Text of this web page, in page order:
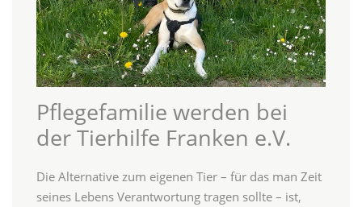
Pflegefamilie werden bei
der Tierhilfe Franken e.V.
Die Alternative zum eigenen Tier – für das man Zeit
seines Lebens Verantwortung tragen sollte – ist,